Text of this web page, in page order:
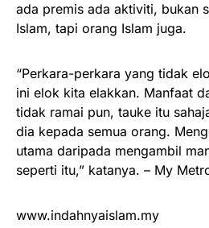
ada premis ada aktiviti, bukan
Islam, tapi orang Islam juga.
“Perkara-perkara yang tidak
ini elok kita elakkan. Manfaat
tidak ramai pun, tauke itu
dia kepada semua orang.
utama daripada mengambil
seperti itu,” katanya. – My
www.indahnyaislam.my